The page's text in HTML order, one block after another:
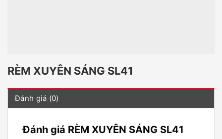
RÈM XUYÊN SÁNG SL41
Đánh giá (0)
Đánh giá RÈM XUYÊN SÁNG SL41